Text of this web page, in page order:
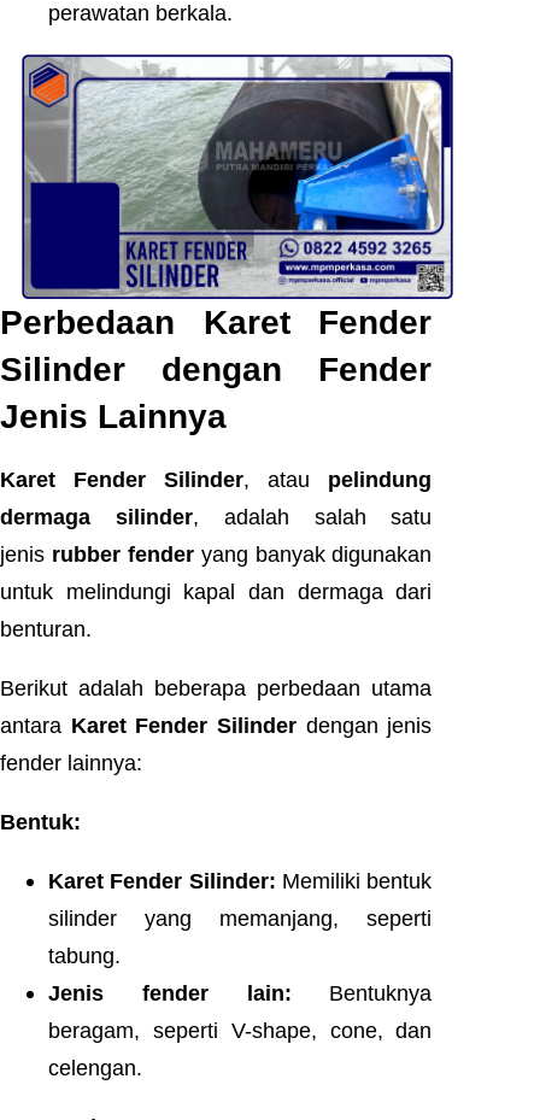
perawatan berkala.
Perbedaan Karet Fender
Silinder dengan Fender
Jenis Lainnya
Karet Fender Silinder, atau pelindung
dermaga silinder, adalah salah satu
jenis rubber fenderyang banyak digunakan
untuk melindungi kapal dan dermaga dari
benturan.
Berikut adalah beberapa perbedaan utama
antara Karet Fender Silinder dengan jenis
fender lainnya:
Bentuk:
Karet Fender Silinder: Memiliki bentuk
silinder yang memanjang, seperti
tabung.
Jenis fender lain: Bentuknya
beragam, seperti V-shape, cone, dan
celengan.